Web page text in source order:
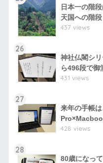
日本一の階
天国への階
437 views
26
神社仏閣シ
ら496段で御
431 views
27
来年の手帳
428 views
28
80歳になっ